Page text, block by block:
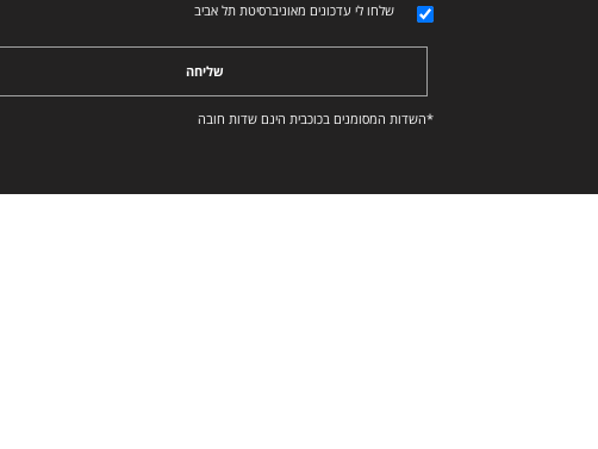
שלחו לי עדכונים מאוניברסיטת תל אביב
שליחה
*השדות המסומנים בכוכבית הינם שדות חובה